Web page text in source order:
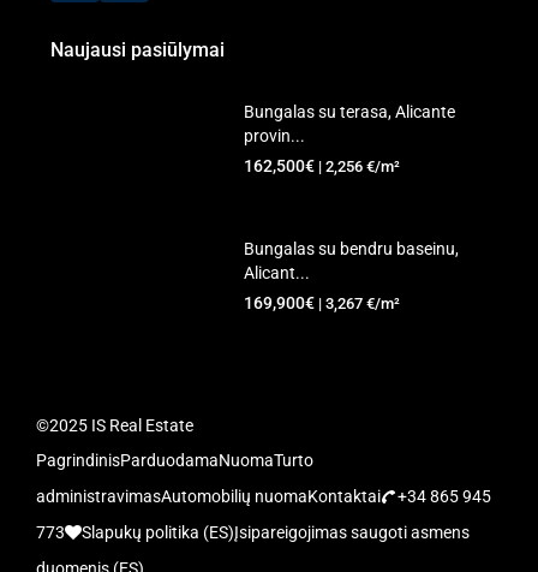
Naujausi pasiūlymai
Bungalas su terasa, Alicante
provin...
162,500€ | 2,256 €/m²
Bungalas su bendru baseinu,
Alicant...
169,900€ | 3,267 €/m²
©2025 IS Real Estate
PagrindinisParduodamaNuomaTurto
administravimasAutomobilių nuomaKontaktai
+34 865 945
773
Slapukų politika (ES)Įsipareigojimas saugoti asmens